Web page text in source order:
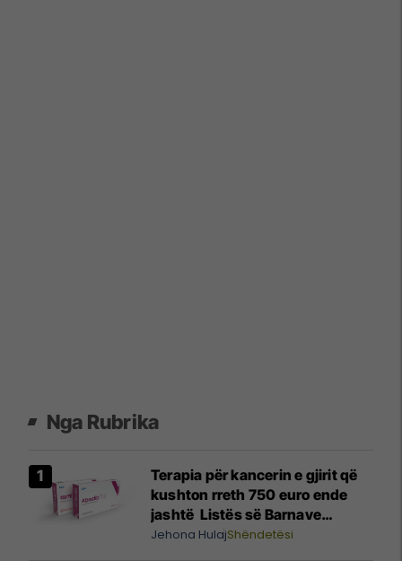
Nga Rubrika
Terapia për kancerin e gjirit që
kushton rreth 750 euro ende
jashtë Listës së Barnave
Esenciale, përgjigjet MSH-ja
Jehona HulajShëndetësi